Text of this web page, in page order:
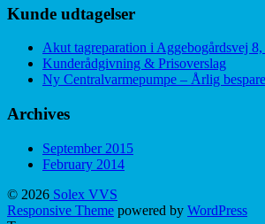
Kunde udtagelser
Akut tagreparation i Aggebogårdsvej
Kunderådgivning & Prisoverslag
Ny Centralvarmepumpe – Årlig
Archives
September 2015
February 2014
© 2026 Solex VVS
Responsive Theme powered by WordPress